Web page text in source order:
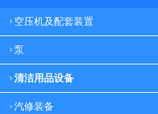
空压机及配套装置
泵
清洁用品设备
汽修装备